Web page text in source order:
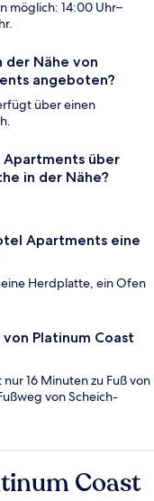
möglich: 14:00 Uhr–
Nähe von
angeboten?
über einen
über
in der Nähe?
Apartments eine
eine Herdplatte, ein Ofen
Platinum Coast
16 Minuten zu Fuß von
von Scheich-
Coast